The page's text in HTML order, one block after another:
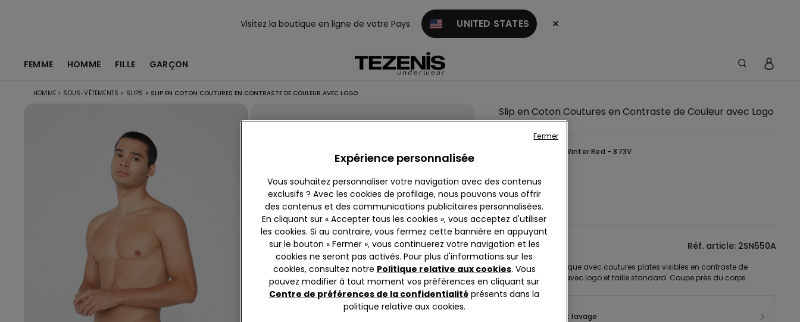
Visitez la boutique en ligne de votre Pays UNITED STATES ×
FEMME HOMME FILLE GARÇON
HOMME > SOUS-VÊTEMENTS > SLIPS > SLIP EN COTON COUTURES EN CONTRASTE DE COULEUR AVEC LOGO
Slip en Coton Coutures en Contraste de Couleur avec Logo
Winter Red - 873V
Description Réf. article: 2SN550A
Slip en coton élastique avec coutures plates visibles en contraste de
couleur, élastique avec logo et taille standard. Coupe près du corps.
Composition et lavage
Expérience personnalisée
Vous souhaitez personnaliser votre navigation avec des contenus
exclusifs ? Avec les cookies de profilage, nous pouvons vous offrir
des contenus et des communications publicitaires personnalisées.
En cliquant sur « Accepter tous les cookies », vous acceptez d'utiliser
les cookies. Si au contraire, vous fermez cette bannière en appuyant
sur le bouton « Fermer », vous continuerez votre navigation et les
cookies ne seront pas activés. Pour plus d'informations sur les
cookies, consultez notre Politique relative aux cookies. Vous
pouvez modifier à tout moment vos préférences en cliquant sur
Centre de préférences de la confidentialité présents dans la
politique relative aux cookies.
Fermer